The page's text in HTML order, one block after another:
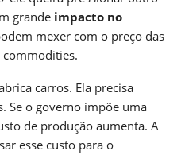
grande impacto no
mexer com o preço das
commodities.
carros. Ela precisa
Se o governo impõe uma
de produção aumenta. A
esse custo para o